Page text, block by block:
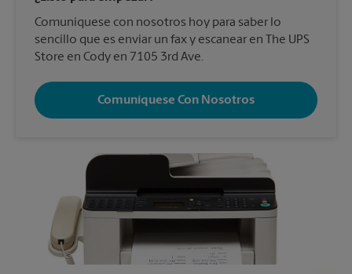
Comuníquese con nosotros hoy para saber lo
sencillo que es enviar un fax y escanear en The UPS
Store en Cody en 7105 3rd Ave.
Comuníquese Con Nosotros